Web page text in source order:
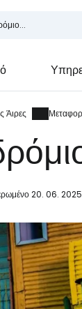
Άιρες
20. 06. 2025